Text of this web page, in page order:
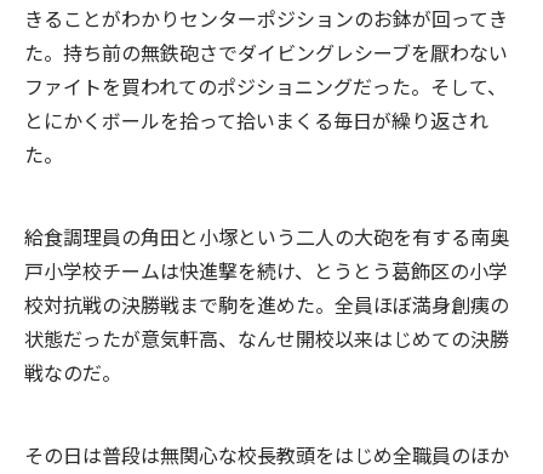
きることがわかりセンターポジションのお鉢が回ってき
た。持ち前の無鉄砲さでダイビングレシーブを厭わない
ファイトを買われてのポジショニングだった。そして、
とにかくボールを拾って拾いまくる毎日が繰り返され
た。
給食調理員の角田と小塚という二人の大砲を有する南奥
戸小学校チームは快進撃を続け、とうとう葛飾区の小学
校対抗戦の決勝戦まで駒を進めた。全員ほぼ満身創痍の
状態だったが意気軒高、なんせ開校以来はじめての決勝
戦なのだ。
その日は普段は無関心な校長教頭をはじめ全職員のほか